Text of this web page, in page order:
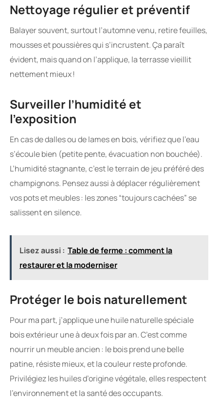
Nettoyage régulier et préventif
Balayer souvent, surtout l’automne venu, retire feuilles,
mousses et poussières qui s’incrustent. Ça paraît
évident, mais quand on l’applique, la terrasse vieillit
nettement mieux !
Surveiller l’humidité et
l’exposition
En cas de dalles ou de lames en bois, vérifiez que l’eau
s’écoule bien (petite pente, évacuation non bouchée).
L’humidité stagnante, c’est le terrain de jeu préféré des
champignons. Pensez aussi à déplacer régulièrement
vos pots et meubles : les zones “toujours cachées” se
salissent en silence.
Lisez aussi : Table de ferme : comment la
restaurer et la moderniser
Protéger le bois naturellement
Pour ma part, j’applique une huile naturelle spéciale
bois extérieur une à deux fois par an. C’est comme
nourrir un meuble ancien : le bois prend une belle
patine, résiste mieux, et la couleur reste profonde.
Privilégiez les huiles d’origine végétale, elles respectent
l’environnement et la santé des occupants.